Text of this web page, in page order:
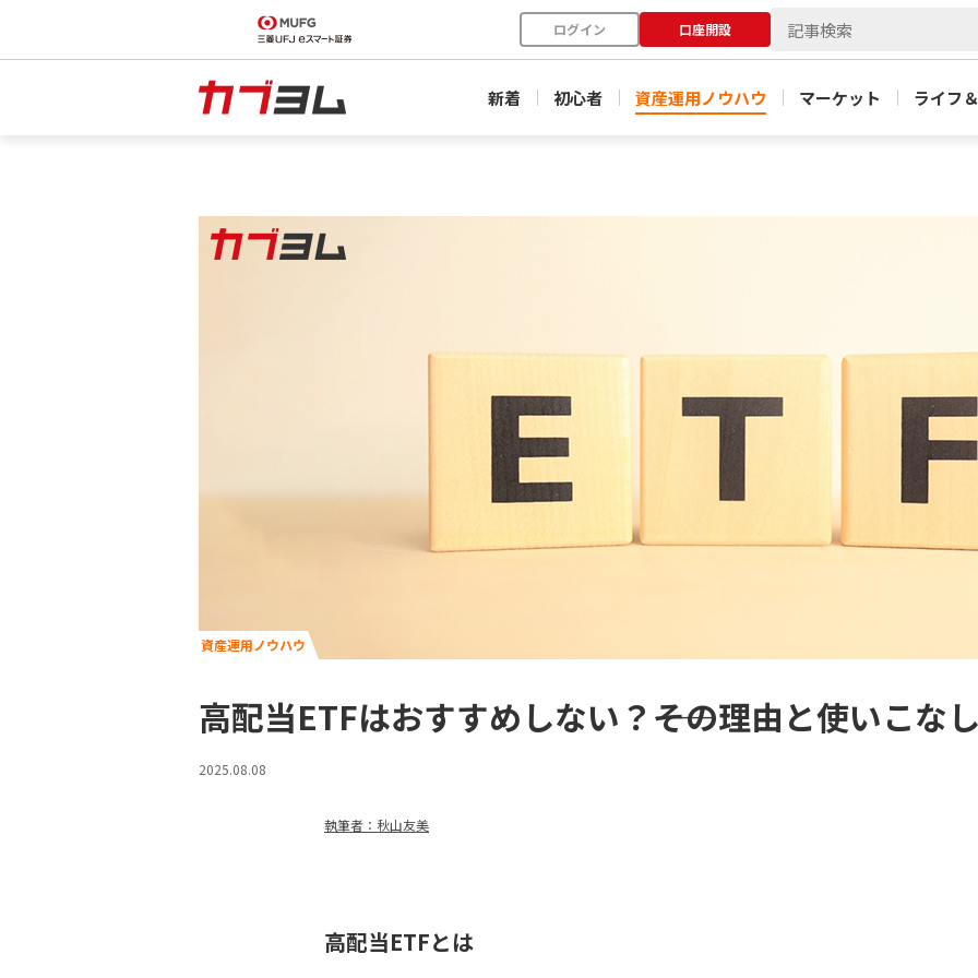
ログイン 口座開設
新着 初心者 資産運用ノウハウ マーケット ライフ
資産運用ノウハウ
高配当ETFはおすすめしない？――その理由と使いこな
2025.08.08
執筆者：秋山友美
高配当ETFとは